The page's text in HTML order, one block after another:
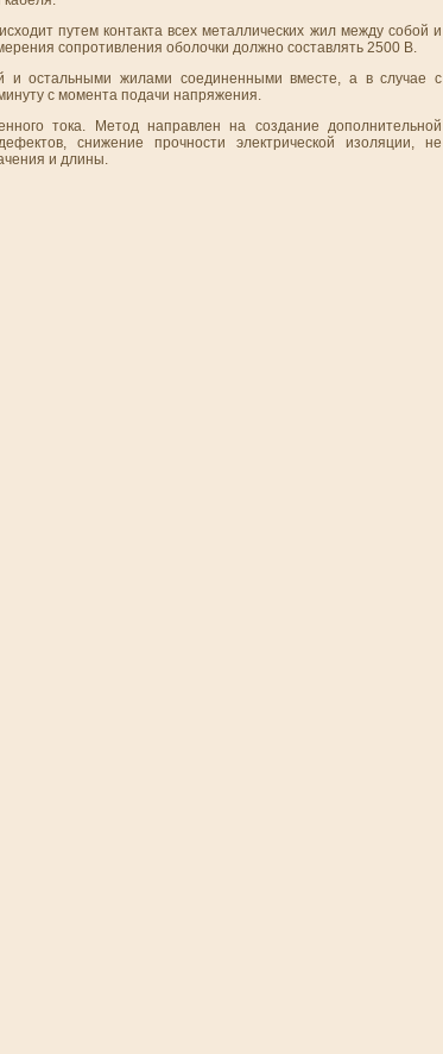
путем контакта всех металлических жил между собой и
сопротивления оболочки должно составлять 2500 В.
и остальными жилами соединенными вместе, а в случае с
с момента подачи напряжения.
тока. Метод направлен на создание дополнительной
снижение прочности электрической изоляции, не
и длины.